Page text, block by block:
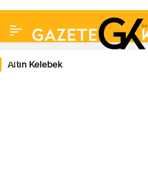
Altın
Altın Kelebek